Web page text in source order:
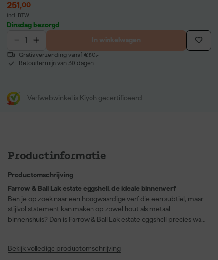
251,00
incl. BTW
Dinsdag bezorgd
In winkelwagen
Gratis verzending vanaf €50,-
Retourtermijn van 30 dagen
Verfwebwinkel is Kiyoh gecertificeerd
Productinformatie
Productomschrijving
Farrow & Ball Lak estate eggshell, de ideale binnenverf
Ben je op zoek naar een hoogwaardige verf die een subtiel, maar
stijlvol statement kan maken op zowel hout als metaal
binnenshuis? Dan is Farrow & Ball Lak estate eggshell precies wat
ook bestand tegen allerlei vlekken zoals wijn, koffie en krijt.
Bekijk volledige productomschrijving